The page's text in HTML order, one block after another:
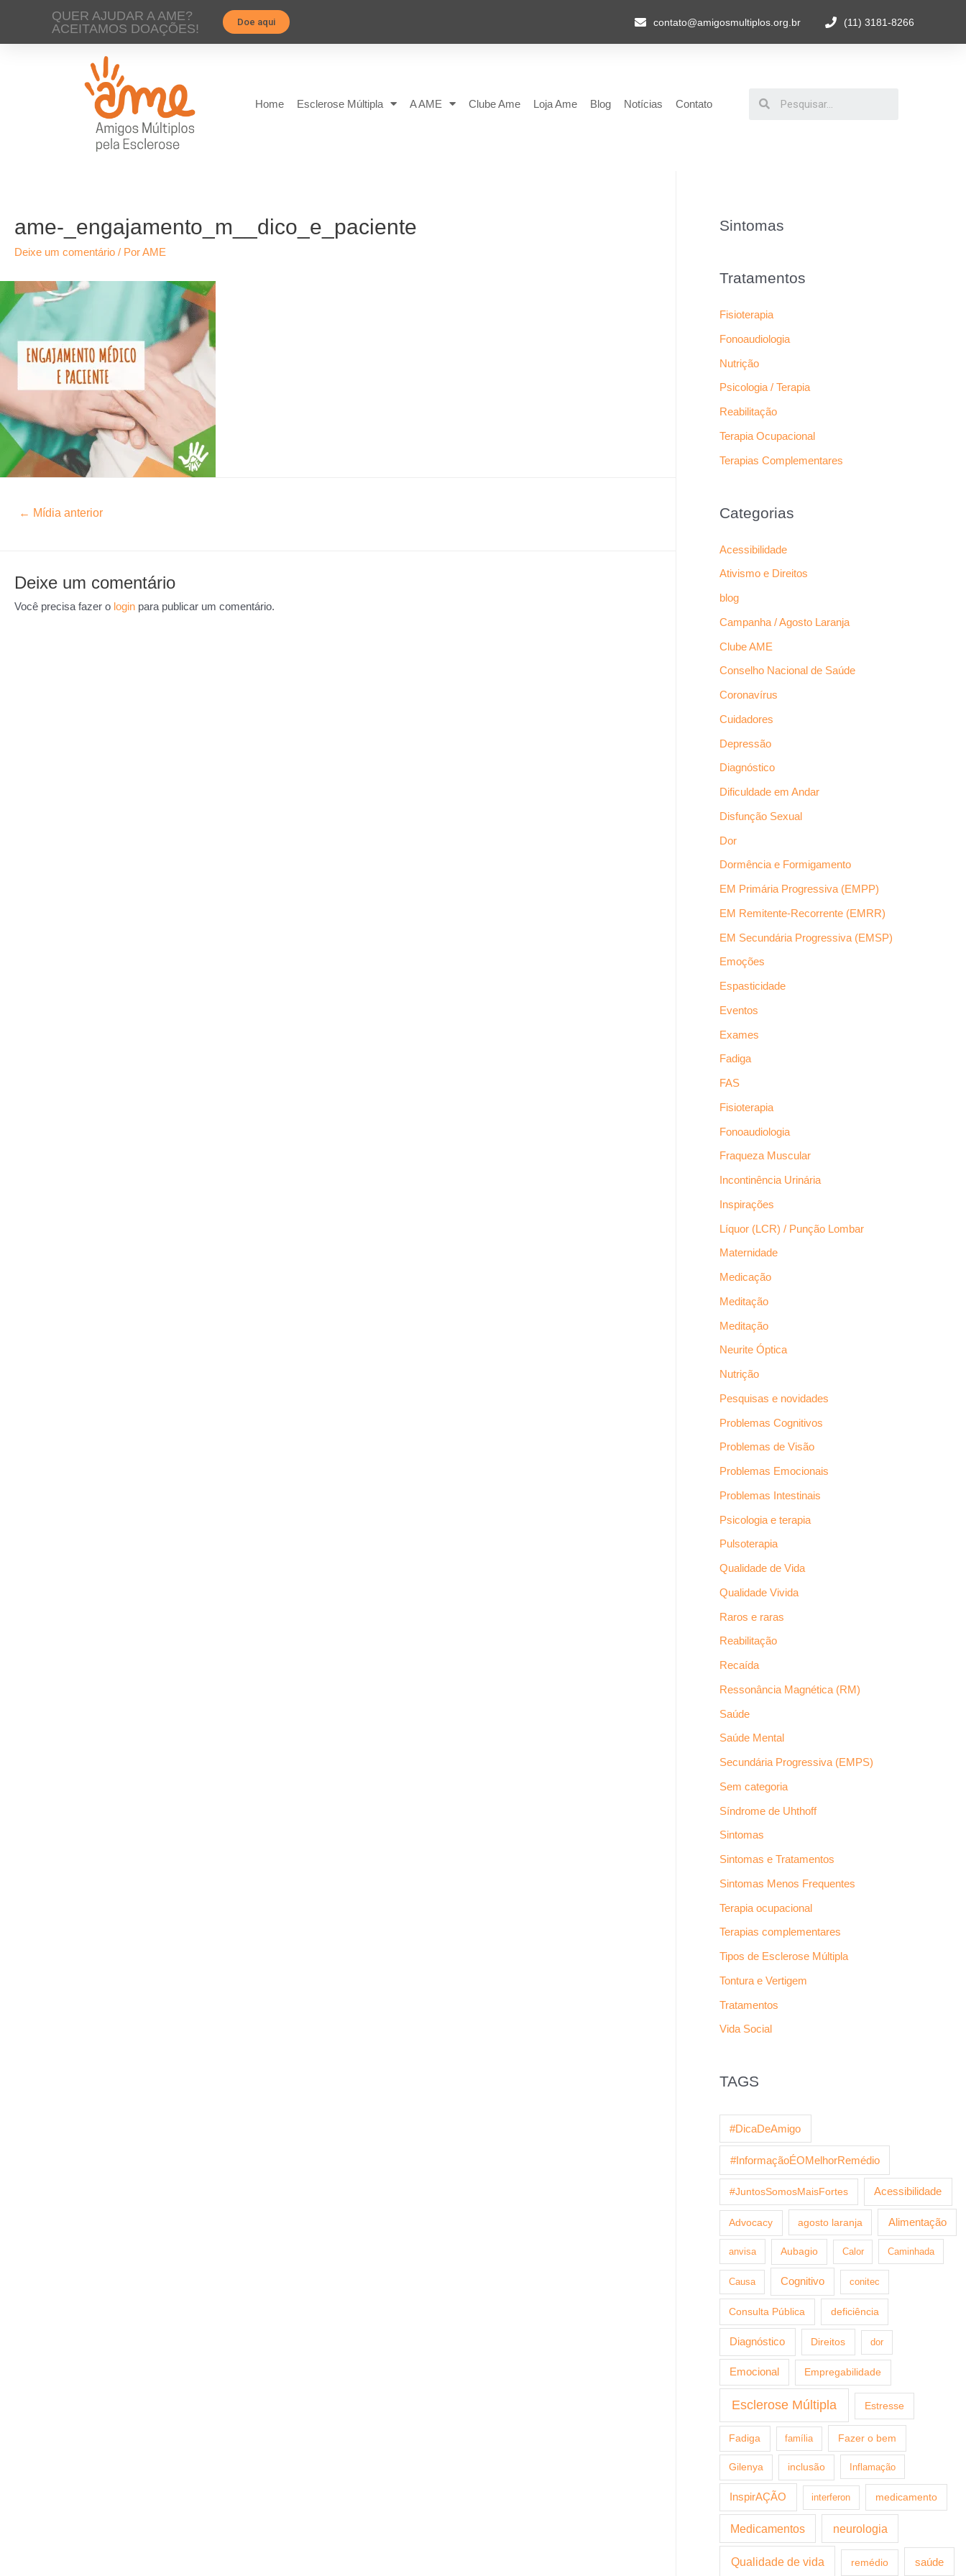
QUER AJUDAR A AME?
ACEITAMOS DOAÇÕES!
Doe aqui contato@amigosmultiplos.org.br (11) 3181-8266
Home Esclerose Múltipla A AME Clube Ame Loja Ame Blog Notícias Contato
ame-_engajamento_m__dico_e_paciente
Deixe um comentário / PorAME
← Mídia anterior
Deixe um comentário
Você precisa fazer o login para publicar um comentário.
Sintomas
Tratamentos
Fisioterapia
Fonoaudiologia
Nutrição
Psicologia / Terapia
Reabilitação
Terapia Ocupacional
Terapias Complementares
Categorias
Acessibilidade
Ativismo e Direitos
blog
Campanha / Agosto Laranja
Clube AME
Conselho Nacional de Saúde
Coronavírus
Cuidadores
Depressão
Diagnóstico
Dificuldade em Andar
Disfunção Sexual
Dor
Dormência e Formigamento
EM Primária Progressiva (EMPP)
EM Remitente-Recorrente (EMRR)
EM Secundária Progressiva (EMSP)
Emoções
Espasticidade
Eventos
Exames
Fadiga
FAS
Fisioterapia
Fonoaudiologia
Fraqueza Muscular
Incontinência Urinária
Inspirações
Líquor (LCR) / Punção Lombar
Maternidade
Medicação
Meditação
Meditação
Neurite Óptica
Nutrição
Pesquisas e novidades
Problemas Cognitivos
Problemas de Visão
Problemas Emocionais
Problemas Intestinais
Psicologia e terapia
Pulsoterapia
Qualidade de Vida
Qualidade Vivida
Raros e raras
Reabilitação
Recaída
Ressonância Magnética (RM)
Saúde
Saúde Mental
Secundária Progressiva (EMPS)
Sem categoria
Síndrome de Uhthoff
Sintomas
Sintomas e Tratamentos
Sintomas Menos Frequentes
Terapia ocupacional
Terapias complementares
Tipos de Esclerose Múltipla
Tontura e Vertigem
Tratamentos
Vida Social
TAGS
#DicaDeAmigo
#InformaçãoÉOMelhorRemédio
#JuntosSomosMaisFortes Acessibilidade
Advocacy agosto laranja Alimentação
anvisa Aubagio Calor Caminhada
Causa Cognitivo conitec
Consulta Pública deficiência
Diagnóstico Direitos dor
Emocional Empregabilidade
Esclerose Múltipla Estresse
Fadiga família Fazer o bem
Gilenya inclusão Inflamação
InspirAÇÃO interferon medicamento
Medicamentos neurologia
Qualidade de vida remédio saúde